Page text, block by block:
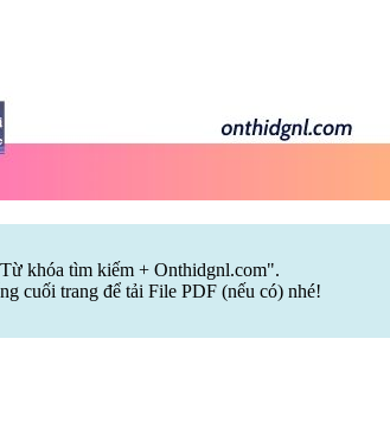
khóa tìm kiếm + Onthidgnl.com".
cuối trang để tải File PDF (nếu có) nhé!